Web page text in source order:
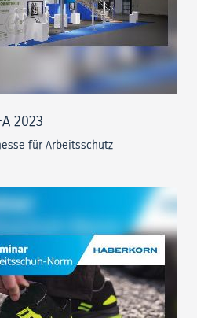
2023
für Arbeitsschutz